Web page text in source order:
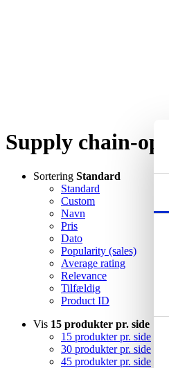
Supply chain-
Sortering Standard
Standard
Custom
Navn
Pris
Dato
Popularity (sales)
Average rating
Relevance
Tilfældig
Product ID
Vis 15 produkter pr. side
15 produkter pr. side
30 produkter pr. side
45 produkter pr. side